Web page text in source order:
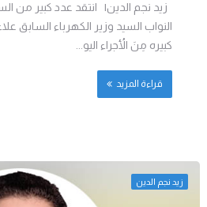
زيد نجم الدين| انتقد عدد كبير من
النواب السيد وزير الكهرباء السابق
كبيره مِنَ الأُجراء اليو...
قراءة المزيد
زيد نجم الدين